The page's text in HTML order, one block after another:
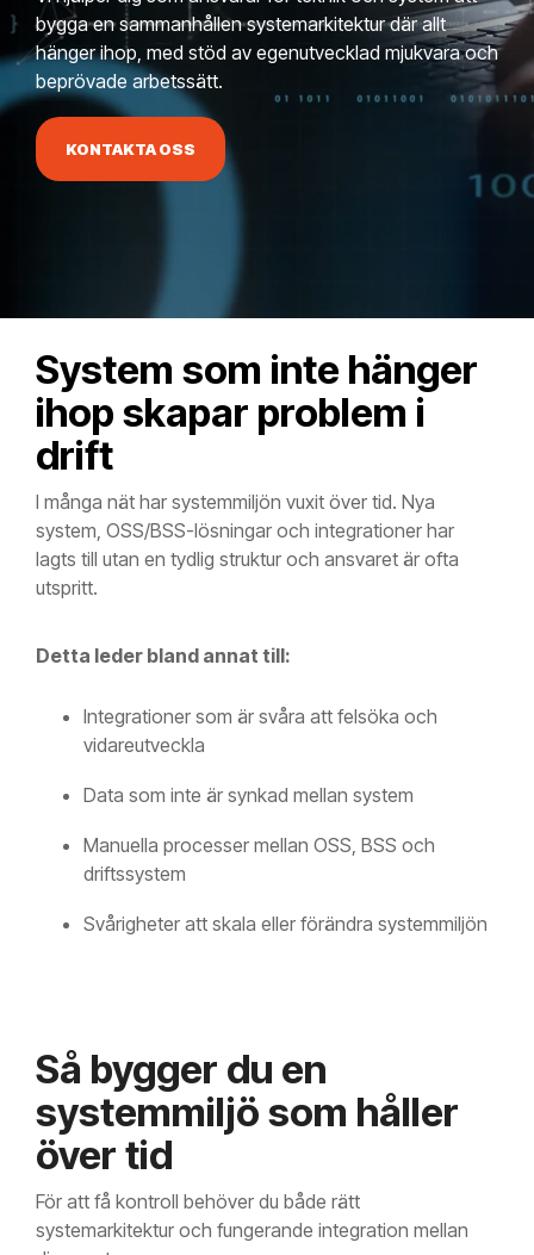
bygga en sammanhållen systemarkitektur där allt
hänger ihop, med stöd av egenutvecklad mjukvara och
beprövade arbetssätt.
KONTAKTA OSS
System som inte hänger
ihop skapar problem i
drift
I många nät har systemmiljön vuxit över tid. Nya
system, OSS/BSS-lösningar och integrationer har
lagts till utan en tydlig struktur och ansvaret är ofta
utspritt.
Detta leder bland annat till:
Integrationer som är svåra att felsöka och
vidareutveckla
Data som inte är synkad mellan system
Manuella processer mellan OSS, BSS och
driftssystem
Svårigheter att skala eller förändra systemmiljön
Så bygger du en
systemmiljö som håller
över tid
För att få kontroll behöver du både rätt
systemarkitektur och fungerande integration mellan